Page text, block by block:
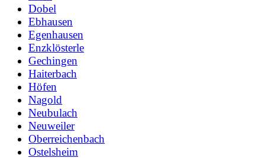
Dobel
Ebhausen
Egenhausen
Enzklösterle
Gechingen
Haiterbach
Höfen
Nagold
Neubulach
Neuweiler
Oberreichenbach
Ostelsheim